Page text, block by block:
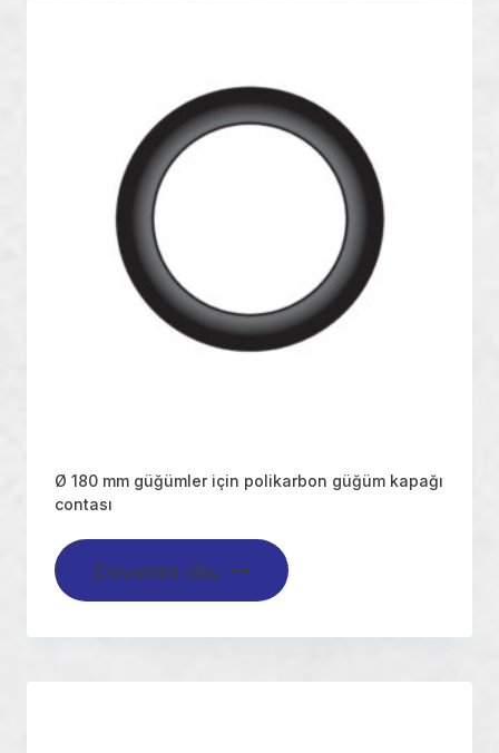
Ø 180 mm güğümler için polikarbon güğüm kapağı
contası
Devamını oku